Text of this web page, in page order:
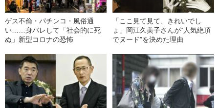
ゲス不倫・パチンコ・風俗通
い……身バレして「社会的に死
ぬ」新型コロナの恐怖
「ここ見て見て、きれいでし
ょ」岡江久美子さんが“人気絶頂
でヌード”を決めた理由